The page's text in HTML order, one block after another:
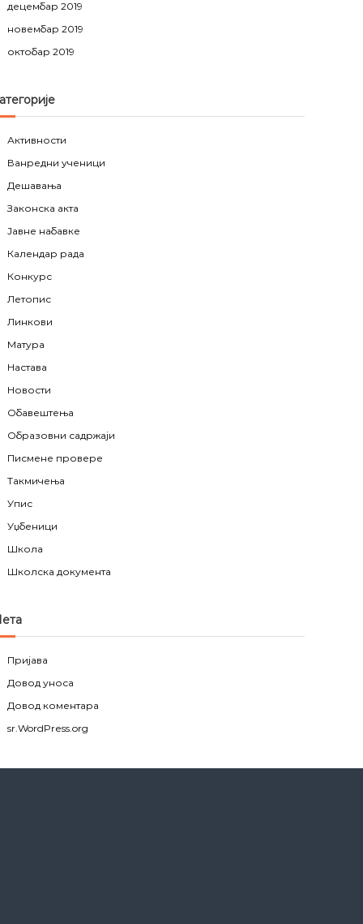
децембар 2019
новембар 2019
октобар 2019
Активности
Ванредни ученици
Дешавања
Законска акта
Јавне набавке
Календар рада
Конкурс
Летопис
Линкови
Матура
Настава
Новости
Обавештења
Образовни садржаји
Писмене провере
Такмичења
Упис
Уџбеници
Школа
Школска документа
Пријава
Довод уноса
Довод коментара
sr.WordPress.org